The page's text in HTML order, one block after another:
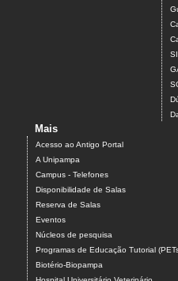
Mais
Acesso ao Antigo Portal
A Unipampa
Campus - Telefones
Disponibilidade de Salas
Reserva de Salas
Eventos
Núcleos de pesquisa
Programas de Educação Tutorial
Biotério-Biopampa